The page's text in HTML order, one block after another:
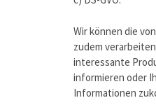
Wir können die
zudem
interessante
informieren oder
Informationen